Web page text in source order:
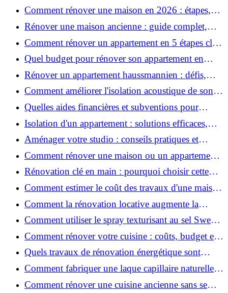
Comment rénover une maison en 2026 : étapes,
coûts et conseils ?
Rénover une maison ancienne : guide complet,
étapes, budget et astuces
Comment rénover un appartement en 5 étapes clés
?
Quel budget pour rénover son appartement en
2026 ?
Rénover un appartement haussmannien : défis,
conseils pratiques et estimation des prix
Comment améliorer l'isolation acoustique de son
appartement ?
Quelles aides financières et subventions pour
rénover votre appartement en 2026 ?
Isolation d'un appartement : solutions efficaces,
prix et conseils
Aménager votre studio : conseils pratiques et
erreurs à éviter
Comment rénover une maison ou un appartement
avec 50 000 € : budget, étapes et astuces ?
Rénovation clé en main : pourquoi choisir cette
solution et à quoi faire attention ?
Comment estimer le coût des travaux d'une maison
?
Comment la rénovation locative augmente la
rentabilité de votre parc immobilier ?
Comment utiliser le spray texturisant au sel Sweet
Salt pour des cheveux effet plage ?
Comment rénover votre cuisine : coûts, budget et
astuces bois ?
Quels travaux de rénovation énergétique sont
éligibles à MaPrimeRénov' ?
Comment fabriquer une laque capillaire naturelle
maison ?
Comment rénover une cuisine ancienne sans se